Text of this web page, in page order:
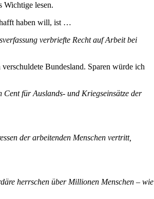
Wichtige lesen.
haben will, ist …
verbriefte Recht auf Arbeit bei
Bundesland. Sparen würde ich
für Auslands- und Kriegseinsätze der
der arbeitenden Menschen vertritt,
herrschen über Millionen Menschen – wie